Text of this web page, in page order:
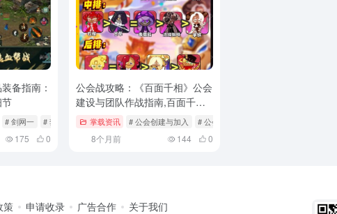
备指南：
# 剑网一 # 套装效果
175 0
公会战攻略：《百面千相》公会
建设与团队作战指南,百面千相
官网首页
掌载资讯 # 公会创建与加入 # 公会成员管理
8个月前 144 0
策 申请收录 广告合作 关于我们